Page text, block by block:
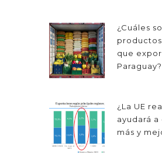
¿Cuáles
que
Paraguay?
¿La UE
ayudará
más y